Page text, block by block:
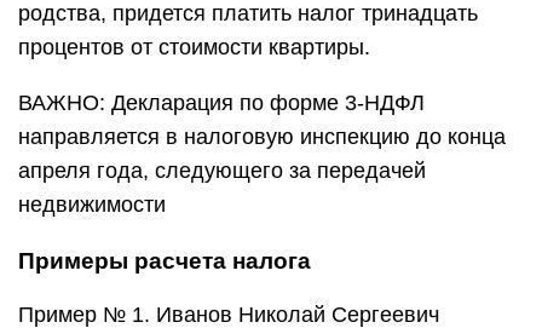
родства, придется платить налог тринадцать
процентов от стоимости квартиры.
ВАЖНО: Декларация по форме 3-НДФЛ
направляется в налоговую инспекцию до конца
апреля года, следующего за передачей
недвижимости
Примеры расчета налога
Пример № 1. Иванов Николай Сергеевич